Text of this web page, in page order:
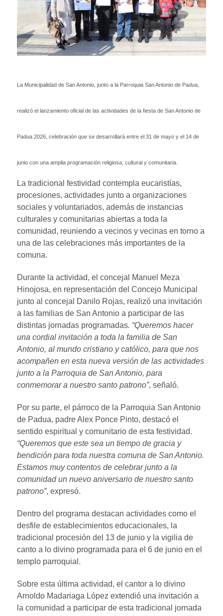
La Municipalidad de San Antonio, junto a la Parroquia San Antonio de Padua,
realizó el lanzamiento oficial de las actividades de la fiesta de San Antonio de
Padua 2026, celebración que se desarrollará entre el 31 de mayo y el 14 de
junio con una amplia programación religiosa, cultural y comunitaria.
La tradicional festividad contempla eucaristías,
procesiones, actividades junto a organizaciones
sociales y voluntariados, además de instancias
culturales y comunitarias abiertas a toda la
comunidad, reuniendo a vecinos y vecinas en torno a
una de las celebraciones más importantes de la
comuna.
Durante la actividad, el concejal Manuel Meza
Hinojosa, en representación del Concejo Municipal
junto al concejal Danilo Rojas, realizó una invitación
a las familias de San Antonio a participar de las
distintas jornadas programadas. “Queremos hacer
una cordial invitación a toda la familia de San
Antonio, al mundo cristiano y católico, para que nos
acompañen en esta nueva versión de las actividades
junto a la Parroquia de San Antonio, para
conmemorar a nuestro santo patrono”, señaló.
Por su parte, el párroco de la Parroquia San Antonio
de Padua, padre Alex Ponce Pinto, destacó el
sentido espiritual y comunitario de esta festividad.
“Queremos que este sea un tiempo de gracia y
bendición para toda nuestra comuna de San Antonio.
Estamos muy contentos de celebrar junto a la
comunidad un nuevo aniversario de nuestro santo
patrono”, expresó.
Dentro del programa destacan actividades como el
desfile de establecimientos educacionales, la
tradicional procesión del 13 de junio y la vigilia de
canto a lo divino programada para el 6 de junio en el
templo parroquial.
Sobre esta última actividad, el cantor a lo divino
Arnoldo Madariaga López extendió una invitación a
la comunidad a participar de esta tradicional jornada